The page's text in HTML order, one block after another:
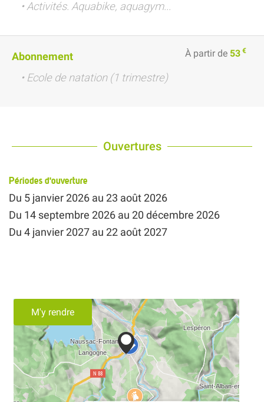
• Activités. Aquabike, aquagym...
Abonnement À partir de 53 €
• Ecole de natation (1 trimestre)
Ouvertures
Périodes d'ouverture
Du 5 janvier 2026 au 23 août 2026
Du 14 septembre 2026 au 20 décembre 2026
Du 4 janvier 2027 au 22 août 2027
M'y rendre